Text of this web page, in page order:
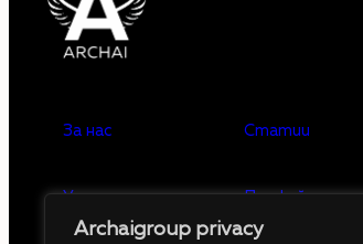
Archaigroup privacy
За нас
Услуги
Статии
Профайлъринг